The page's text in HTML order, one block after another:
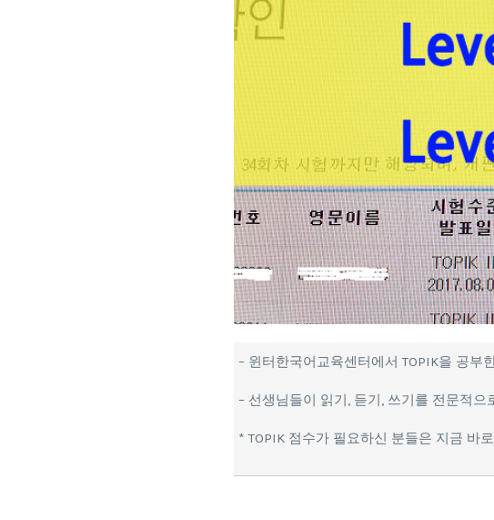
– 윈터한국어교육센터에서 TOPIK을 공
– 선생님들이 읽기, 듣기, 쓰기를 전문적
* TOPIK 점수가 필요하신 분들은 지금 바